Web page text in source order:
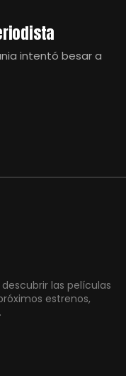
intentó besar a
las películas
estrenos,